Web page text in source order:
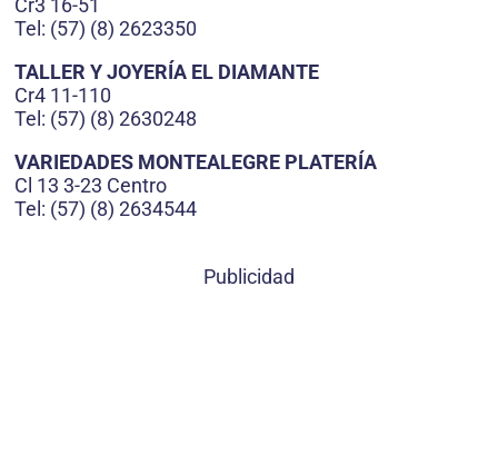
Cr3 16-51
Tel: (57) (8) 2623350
TALLER Y JOYERÍA EL DIAMANTE
Cr4 11-110
Tel: (57) (8) 2630248
VARIEDADES MONTEALEGRE PLATERÍA
Cl 13 3-23 Centro
Tel: (57) (8) 2634544
Publicidad